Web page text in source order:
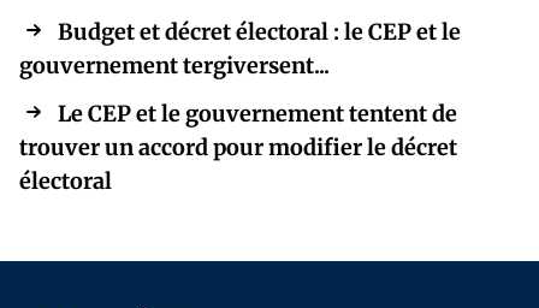
Budget et décret électoral : le CEP et le
gouvernement tergiversent...
Le CEP et le gouvernement tentent de
trouver un accord pour modifier le décret
électoral